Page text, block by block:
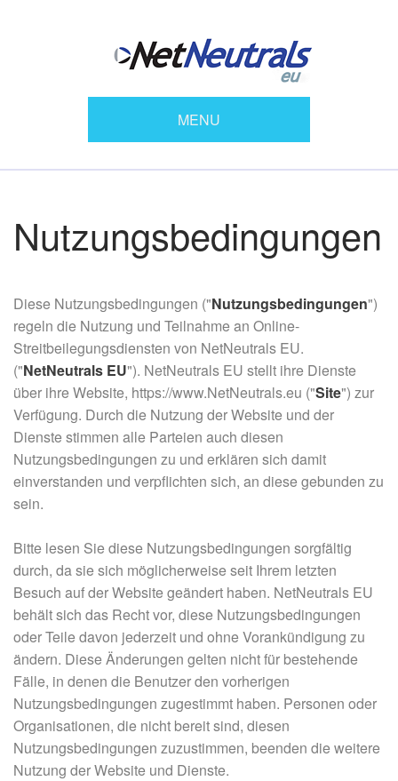
MENU
Nutzungsbedingungen
Diese Nutzungsbedingungen ("Nutzungsbedingungen")
regeln die Nutzung und Teilnahme an Online-
Streitbeilegungsdiensten von NetNeutrals EU.
("NetNeutrals EU"). NetNeutrals EU stellt ihre Dienste
über ihre Website, https://www.NetNeutrals.eu ("Site") zur
Verfügung. Durch die Nutzung der Website und der
Dienste stimmen alle Parteien auch diesen
Nutzungsbedingungen zu und erklären sich damit
einverstanden und verpflichten sich, an diese gebunden zu
sein.
Bitte lesen Sie diese Nutzungsbedingungen sorgfältig
durch, da sie sich möglicherweise seit Ihrem letzten
Besuch auf der Website geändert haben. NetNeutrals EU
behält sich das Recht vor, diese Nutzungsbedingungen
oder Teile davon jederzeit und ohne Vorankündigung zu
ändern. Diese Änderungen gelten nicht für bestehende
Fälle, in denen die Benutzer den vorherigen
Nutzungsbedingungen zugestimmt haben. Personen oder
Organisationen, die nicht bereit sind, diesen
Nutzungsbedingungen zuzustimmen, beenden die weitere
Nutzung der Website und Dienste.